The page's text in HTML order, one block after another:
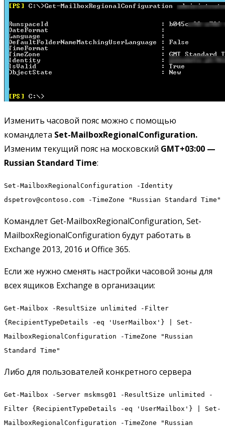
Изменить часовой пояс можно с помощью
командлета Set-MailboxRegionalConfiguration.
Изменим текущий пояс на московский GMT+03:00 —
Russian Standard Time:
Set-MailboxRegionalConfiguration -Identity
dspetrov@contoso.com -TimeZone "Russian Standard Time"
Командлет Get-MailboxRegionalConfiguration, Set-
MailboxRegionalConfiguration будут работать в
Exchange 2013, 2016 и Office 365.
Если же нужно сменять настройки часовой зоны для
всех ящиков Exchange в организации:
Get-Mailbox -ResultSize unlimited -Filter
{RecipientTypeDetails -eq 'UserMailbox'} | Set-
MailboxRegionalConfiguration -TimeZone "Russian
Standard Time"
Либо для пользователей конкретного сервера
Get-Mailbox -Server mskmsg01 -ResultSize unlimited -
Filter {RecipientTypeDetails -eq 'UserMailbox'} | Set-
MailboxRegionalConfiguration -TimeZone "Russian